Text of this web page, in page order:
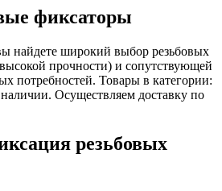
фиксаторы
найдете широкий выбор резьбовых
прочности) и сопутствующей
потребностей. Товары в категории:
Осуществляем доставку по
резьбовых